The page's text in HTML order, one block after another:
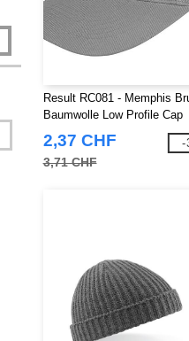
Result RC081 - Memphis
Baumwolle Low Profile Cap
2,37 CHF
3,71 CHF
-